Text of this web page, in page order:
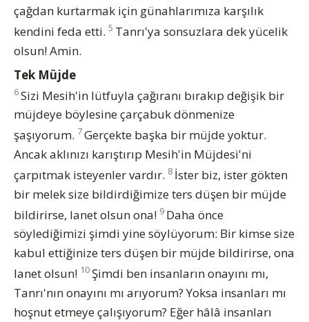
çağdan kurtarmak için günahlarımıza karşılık
kendini feda etti. 5 Tanrı'ya sonsuzlara dek yücelik
olsun! Amin.
Tek Müjde
6Sizi Mesih'in lütfuyla çağıranı bırakıp değişik bir
müjdeye böylesine çarçabuk dönmenize
şaşıyorum. 7Gerçekte başka bir müjde yoktur.
Ancak aklınızı karıştırıp Mesih'in Müjdesi'ni
çarpıtmak isteyenler vardır. 8 İster biz, ister gökten
bir melek size bildirdiğimize ters düşen bir müjde
bildirirse, lanet olsun ona! 9 Daha önce
söylediğimizi şimdi yine söylüyorum: Bir kimse size
kabul ettiğinize ters düşen bir müjde bildirirse, ona
lanet olsun! 10 Şimdi ben insanların onayını mı,
Tanrı'nın onayını mı arıyorum? Yoksa insanları mı
hoşnut etmeye çalışıyorum? Eğer hâlâ insanları